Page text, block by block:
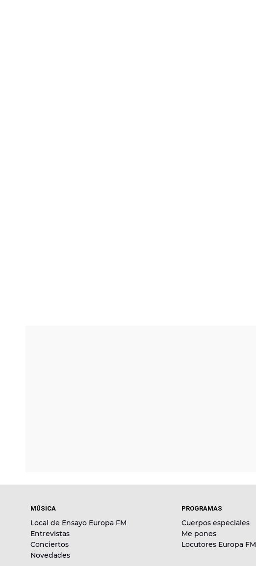
MÚSICA
Local de Ensayo Europa FM
Entrevistas
Conciertos
Novedades
PROGRAMAS
Cuerpos especiales
Me pones
Locutores Europa FM